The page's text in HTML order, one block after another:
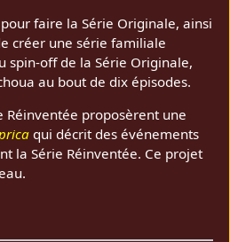
faire la Série Originale, ainsi
créer une série familiale
spin-off de la Série Originale,
au bout de dix épisodes.
Réinventée proposèrent une
qui décrit des événements
la Série Réinventée. Ce projet